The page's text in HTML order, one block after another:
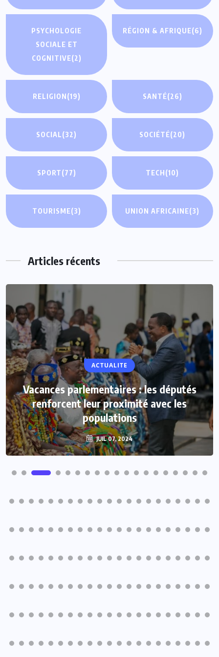
PSYCHOLOGIE
SOCIALE ET
COGNITIVE(2)
RÉGION & AFRIQUE(6)
RELIGION(19) SANTÉ(26)
SOCIAL(32) SOCIÉTÉ(20)
SPORT(77) TECH(10)
TOURISME(3) UNION AFRICAINE(3)
Articles récents
ACTUALITE
Vacances parlementaires : les députés
renforcent leur proximité avec les
populations
JUIL 07, 2024